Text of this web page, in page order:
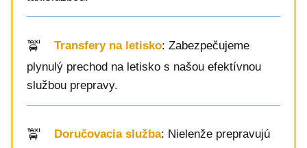
Transfery na letisko: Zabezpečujeme
plynulý prechod na letisko s našou efektívnou
službou prepravy.
Doručovacia služba: Nielenže prepravujú